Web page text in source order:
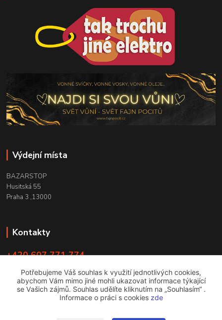
Výdejní místa
BAZARSTOP
Husitská 55
Praha 3 ,13000
Kontakty
+420 607 771 774
info@bazarstop.cz
Potřebujeme Váš souhlas k využití jednotlivých cookies,
abychom Vám mimo jiné mohli ukazovat informace týkající
se Vašich zájmů. Souhlas udělíte kliknutím na „Souhlasím“ .
Informace o práci s cookies zde